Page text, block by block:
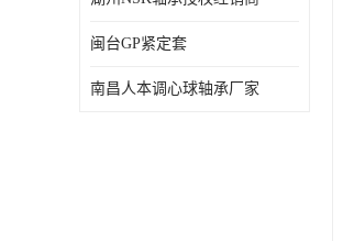
闽台GP紧定套
南昌人本调心球轴承厂家